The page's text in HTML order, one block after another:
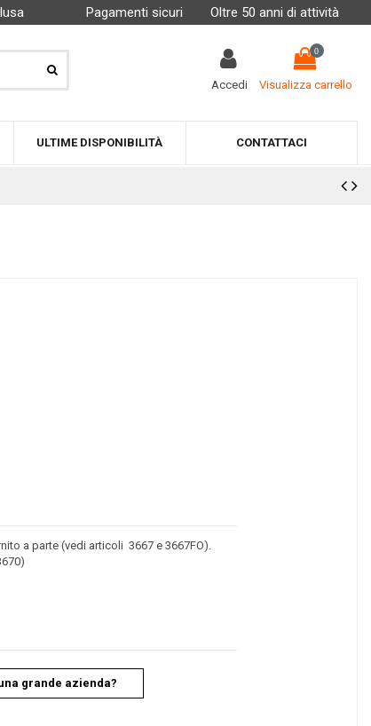
Pagamenti sicuri Oltre 50 anni di attività
Accedi
0
Visualizza carrello
ULTIME DISPONIBILITÀ CONTATTACI
a parte (vedi articoli 3667 e 3667FO).
grande azienda?